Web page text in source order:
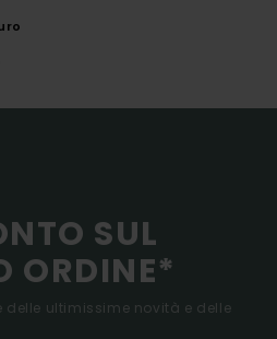
SUL
ORDINE*
delle ultimissime novità e delle